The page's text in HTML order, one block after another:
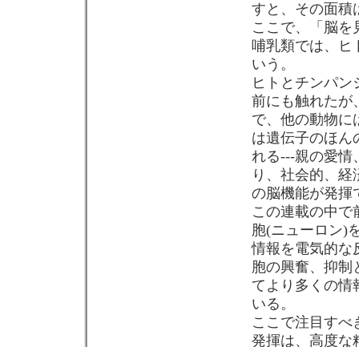
すと、その面積
ここで、「脳を
哺乳類では、ヒ
いう。
ヒトとチンパン
前にも触れたが
で、他の動物に
は遺伝子のほん
れる---親の愛情
り、社会的、
の脳機能が発揮
この連載の中で
胞(ニューロン)
情報を電気的な
胞の興奮、抑制
てより多くの情
いる。
ここで注目すべ
発揮は、高度な